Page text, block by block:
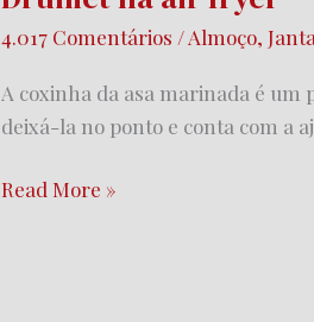
4.017 Comentários /Almoço,
A coxinha da asa marinada é
deixá-la no ponto e conta com a
Read More »